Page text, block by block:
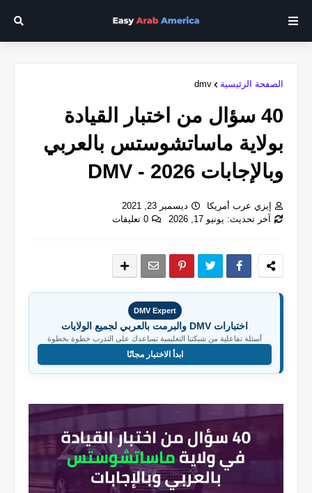
الصفحة الرئيسية dmv
40 سؤال من اختبار القيادة
بولاية ماساتشوستس بالعربي
وبالإجابات 2026 - DMV
إيزي عرب أمريكا
ديسمبر 23, 2021
آخر تحديث: يونيو 17, 2026
0 تعليقات
DMV Expert
اختبارات DMV والبرمت بالعربي لجميع الولايات
أسئلة تفاعلية من شبكتنا التعليمية تساعدك على التدرب خطوة بخطوة
ابدأ الاختبار مجانًا